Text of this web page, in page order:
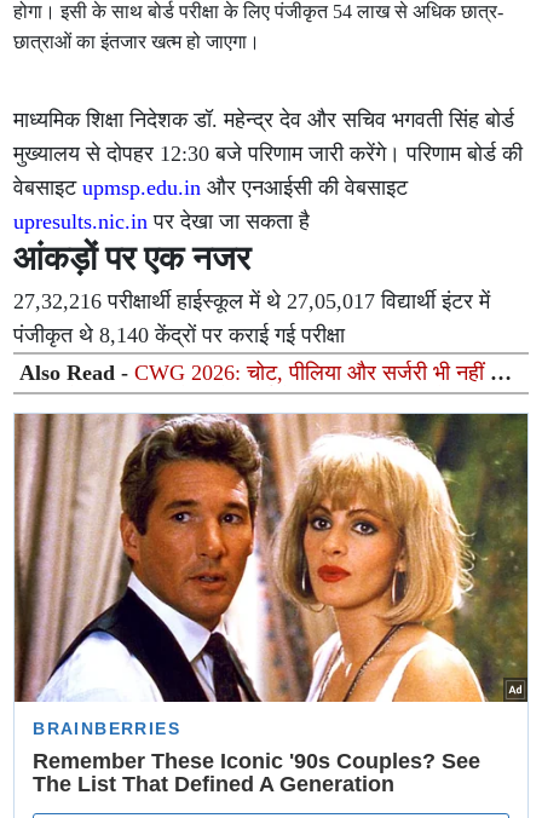
होगा। इसी के साथ बोर्ड परीक्षा के लिए पंजीकृत 54 लाख से अधिक छात्र-
छात्राओं का इंतजार खत्म हो जाएगा।
माध्यमिक शिक्षा निदेशक डॉ. महेन्द्र देव और सचिव भगवती सिंह बोर्ड
मुख्यालय से दोपहर 12:30 बजे परिणाम जारी करेंगे। परिणाम बोर्ड की
वेबसाइटupmsp.edu.in और एनआईसी की वेबसाइट
upresults.nic.inपर देखा जा सकता है
आंकड़ों पर एक नजर
27,32,216 परीक्षार्थी हाईस्कूल में थे 27,05,017 विद्यार्थी इंटर में
पंजीकृत थे 8,140 केंद्रों पर कराई गई परीक्षा
Also Read -CWG 2026: चोट, पीलिया और सर्जरी भी नहीं तोड़
सकी हौसला; 8 साल के कड़े संघर्ष के बाद राजा मुतुपंडि ने जीता
सिल्वर मेडल